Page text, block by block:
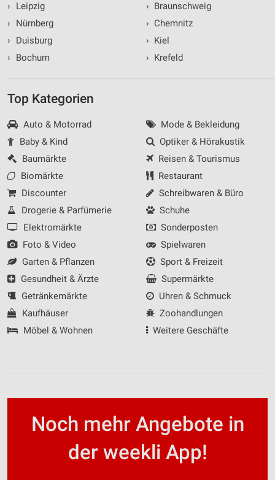
›
Leipzig
›
Nürnberg
›
Duisburg
›
Bochum
› Braunschweig
› Chemnitz
› Kiel
› Krefeld
Top Kategorien
Auto & Motorrad
Baby & Kind
Baumärkte
Biomärkte
Discounter
Drogerie & Parfümerie
Elektromärkte
Foto & Video
Garten & Pflanzen
Gesundheit & Ärzte
Getränkemärkte
Kaufhäuser
Möbel & Wohnen
Mode & Bekleidung
Optiker & Hörakustik
Reisen & Tourismus
Restaurant
Schreibwaren & Büro
Schuhe
Sonderposten
Spielwaren
Sport & Freizeit
Supermärkte
Uhren & Schmuck
Zoohandlungen
Weitere Geschäfte
Noch mehr Angebote in
der weekli App!